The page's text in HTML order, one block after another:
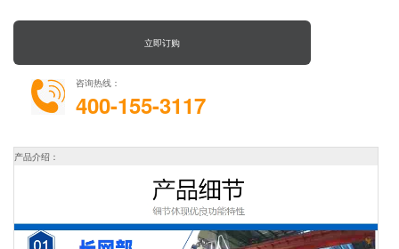
立即订购
咨询热线：
400-155-3117
产品介绍：